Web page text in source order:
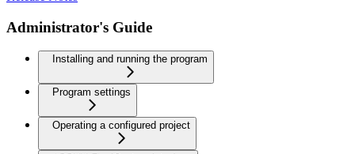
Administrator's Guide
Installing and running the program
Program settings
Operating a configured project